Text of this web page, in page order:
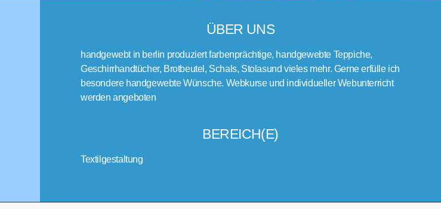
ÜBER UNS
handgewebt in berlin produziert farbenprächtige, handgewebte Teppiche,
Geschirrhandtücher, Brotbeutel, Schals, Stolasund vieles mehr. Gerne erfülle ich
besondere handgewebte Wünsche. Webkurse und individueller Webunterricht
werden angeboten
BEREICH(E)
Textilgestaltung